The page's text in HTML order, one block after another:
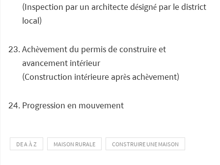
(Inspection par un architecte désigné par le district
local)
Achèvement du permis de construire et
avancement intérieur
(Construction intérieure après achèvement)
Progression en mouvement
DE A À Z MAISON RURALE CONSTRUIRE UNE MAISON